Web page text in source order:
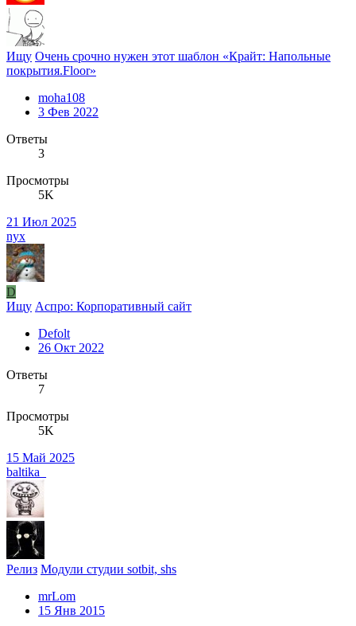
Ищу Очень срочно нужен этот шаблон «Крайт: Напольные
покрытия.Floor»
moha108
3 Фев 2022
Ответы
3
Просмотры
5K
21 Июл 2025
nyx
D
Ищу Аспро: Корпоративный сайт
Defolt
26 Окт 2022
Ответы
7
Просмотры
5K
15 Май 2025
baltika_
Релиз Модули студии sotbit, shs
mrLom
15 Янв 2015